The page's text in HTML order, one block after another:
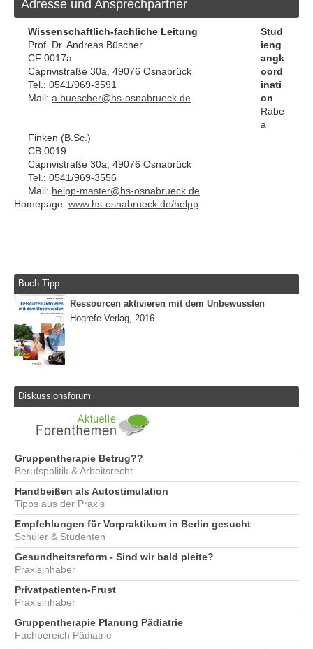
Adresse und Ansprechpartner
Wissenschaftlich-fachliche Leitung
Prof. Dr. Andreas Büscher
CF 0017a
Caprivistraße 30a, 49076 Osnabrück
Tel.: 0541/969-3591
Mail: a.buescher@hs-osnabrueck.de
Stud
ieng
angk
oord
inati
on
Rabe
a
Finken (B.Sc.)
CB 0019
Caprivistraße 30a, 49076 Osnabrück
Tel.: 0541/969-3556
Mail: helpp-master@hs-osnabrueck.de
Homepage: www.hs-osnabrueck.de/helpp
Buch-Tipp
Ressourcen aktivieren mit dem Unbewussten
Hogrefe Verlag, 2016
Diskussionsforum
Gruppentherapie Betrug??
Berufspolitik & Arbeitsrecht
Handbeißen als Autostimulation
Tipps aus der Praxis
Empfehlungen für Vorpraktikum in Berlin gesucht
Schüler & Studenten
Gesundheitsreform - Sind wir bald pleite?
Praxisinhaber
Privatpatienten-Frust
Praxisinhaber
Gruppentherapie Planung Pädiatrie
Fachbereich Pädiatrie